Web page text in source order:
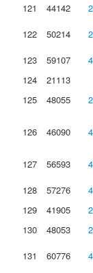
121
44142
122
50214
123
59107
124
21113
125
48055
126 46090
127 56593
128
57276
129
41905
130
48053
131
60776